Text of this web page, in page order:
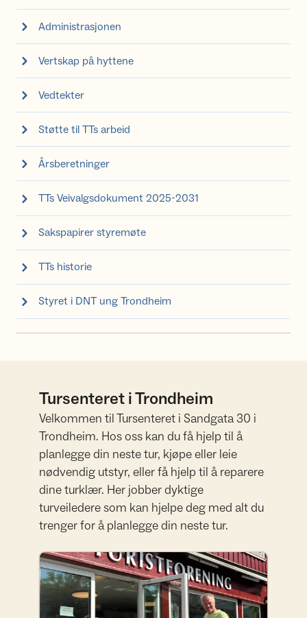
Administrasjonen
Vertskap på hyttene
Vedtekter
Støtte til TTs arbeid
Årsberetninger
TTs Veivalgsdokument 2025-2031
Sakspapirer styremøte
TTs historie
Styret i DNT ung Trondheim
Tursenteret i Trondheim
Velkommen til Tursenteret i Sandgata 30 i
Trondheim. Hos oss kan du få hjelp til å
planlegge din neste tur, kjøpe eller leie
nødvendig utstyr, eller få hjelp til å reparere
dine turklær. Her jobber dyktige
turveiledere som kan hjelpe deg med alt du
trenger for å planlegge din neste tur.
Tursenteret